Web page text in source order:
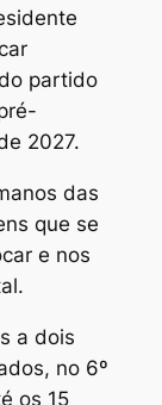
partido
2027.
das
que se
e nos
a dois
no 6º
os 15